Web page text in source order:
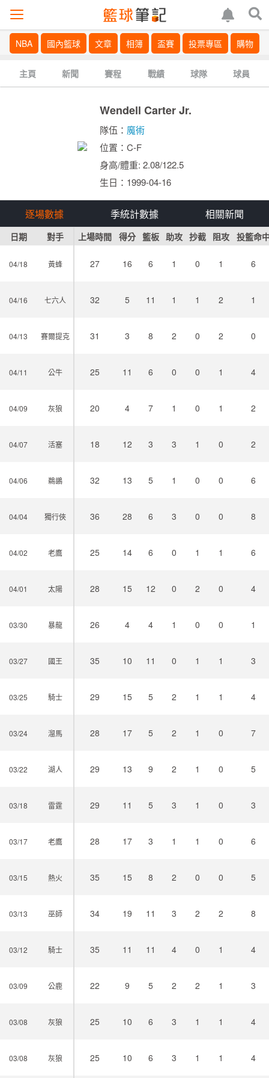
NBA 國內籃球 文章 相簿 盃賽 投票專區 購物
主頁 新聞 賽程 戰績 球隊 球員
Wendell Carter Jr.
隊伍： 魔術
位置：C-F
身高/體重: 2.08/122.5
生日：1999-04-16
逐場數據 季統計數據 相關新聞
日期 對手
04/18 黃蜂
04/16 七六人
04/13 賽爾提克
04/11 公牛
04/09 灰狼
04/07 活塞
04/06 鵜鶘
04/04 獨行俠
04/02 老鷹
04/01 太陽
03/30 暴龍
03/27 國王
03/25 騎士
03/24 溜馬
03/22 湖人
03/18 雷霆
03/17 老鷹
03/15 熱火
03/13 巫師
03/12 騎士
03/09 公鹿
03/08 灰狼
03/08 灰狼
上場時間 得分 籃板 助攻 抄截 阻攻 投籃命
27 16 6 1 0 1 6
32 5 11 1 1 2 1
31 3 8 2 0 2 0
25 11 6 0 0 1 4
20 4 7 1 0 1 2
18 12 3 3 1 0 2
32 13 5 1 0 0 6
36 28 6 3 0 0 8
25 14 6 0 1 1 6
28 15 12 0 2 0 4
26 4 4 1 0 0 1
35 10 11 0 1 1 3
29 15 5 2 1 1 4
28 17 5 2 1 0 7
29 13 9 2 1 0 5
29 11 5 3 1 0 3
28 17 3 1 1 0 6
35 15 8 2 0 0 5
34 19 11 3 2 2 8
35 11 11 4 0 1 4
22 9 5 2 2 1 3
25 10 6 3 1 1 4
25 10 6 3 1 1 4